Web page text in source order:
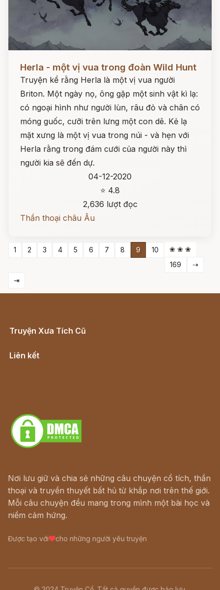
Herla - một vị vua trong đoàn Wild Hunt
Truyện kể rằng Herla là một vị vua người
Briton. Một ngày nọ, ông gặp một sinh vật kì lạ:
có ngoại hình như người lùn, râu đỏ và chân có
móng guốc, cưỡi trên lưng một con dê. Kẻ lạ
mặt xưng là một vị vua trong núi - và hẹn với
Herla rằng trong đám cưới của người này thì
người kia sẽ đến dự.
04-12-2020
⭐ 4.8
2,636 lượt đọc
Thần thoại châu Âu
1 2 3 4 5 6 7 8 9 10
❀ ❀ ❀
169
⇢
⇥
Truyện Xưa Tích Cũ
Liên kết
Nơi lưu giữ và chia sẻ những câu chuyện cổ tích, thần
thoại và truyền thuyết bất hủ từ khắp nơi trên thế giới.
Mỗi câu chuyện đều mang trong mình một bài học và
niềm cảm hứng.
Được tạo với cho những người yêu truyện